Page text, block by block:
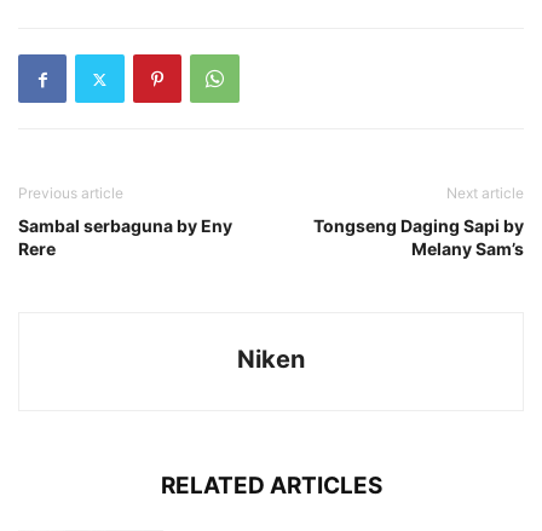
Previous article
Sambal serbaguna by Eny
Rere
Next article
Tongseng Daging Sapi by
Melany Sam’s
Niken
RELATED ARTICLES